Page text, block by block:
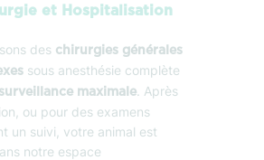
et Hospitalisation
des chirurgies générales
sous anesthésie complète
surveillance maximale. Après
ou pour des examens
un suivi, votre animal est
notre espace